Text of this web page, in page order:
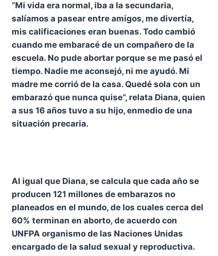
“Mi vida era normal, iba a la secundaria,
salíamos a pasear entre amigos, me divertía,
mis calificaciones eran buenas. Todo cambió
cuando me embaracé de un compañero de la
escuela. No pude abortar porque se me pasó el
tiempo. Nadie me aconsejó, ni me ayudó. Mi
madre me corrió de la casa. Quedé sola con un
embarazó que nunca quise”, relata Diana, quien
a sus 16 años tuvo a su hijo, enmedio de una
situación precaria.
Al igual que Diana, se calcula que cada año se
producen 121 millones de embarazos no
planeados en el mundo, de los cuales cerca del
60% terminan en aborto, de acuerdo con
UNFPA organismo de las Naciones Unidas
encargado de la salud sexual y reproductiva.